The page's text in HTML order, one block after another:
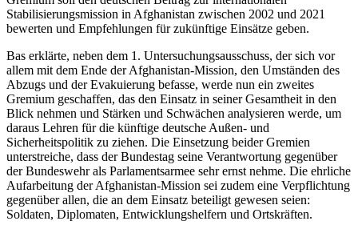
Stabilisierungsmission in Afghanistan zwischen 2002 und 2021
bewerten und Empfehlungen für zukünftige Einsätze geben.
Bas erklärte, neben dem 1. Untersuchungsausschuss, der sich vor
allem mit dem Ende der Afghanistan-Mission, den Umständen des
Abzugs und der Evakuierung befasse, werde nun ein zweites
Gremium geschaffen, das den Einsatz in seiner Gesamtheit in den
Blick nehmen und Stärken und Schwächen analysieren werde, um
daraus Lehren für die künftige deutsche Außen- und
Sicherheitspolitik zu ziehen. Die Einsetzung beider Gremien
unterstreiche, dass der Bundestag seine Verantwortung gegenüber
der Bundeswehr als Parlamentsarmee sehr ernst nehme. Die ehrliche
Aufarbeitung der Afghanistan-Mission sei zudem eine Verpflichtung
gegenüber allen, die an dem Einsatz beteiligt gewesen seien:
Soldaten, Diplomaten, Entwicklungshelfern und Ortskräften.